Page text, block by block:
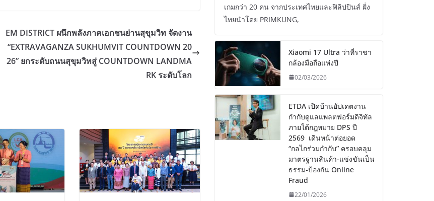
EM DISTRICT ผนึกพลังภาคเอกชนย่านสุขุมวิท จัดงาน
“EXTRAVAGANZA SUKHUMVIT COUNTDOWN 20
26” ยกระดับถนนสุขุมวิทสู่ COUNTDOWN LANDMA
RK ระดับโลก
เกมกว่า 20 คน จากประเทศไทยและฟิลิปปินส์ ฝั่ง
ไทยนำโดย PRIMKUNG,
Xiaomi 17 Ultra ว่าที่ราชา
กล้องมือถือแห่งปี
02/03/2026
ETDA เปิดบ้านอัปเดตงาน
กำกับดูแลแพลตฟอร์มดิจิทัล
ภายใต้กฎหมาย DPS ปี
2569 เดินหน้าต่อยอด
“กลไกร่วมกำกับ” ครอบคลุม
มาตรฐานสินค้า-แข่งขันเป็น
ธรรม-ป้องกัน Online
Fraud
22/01/2026